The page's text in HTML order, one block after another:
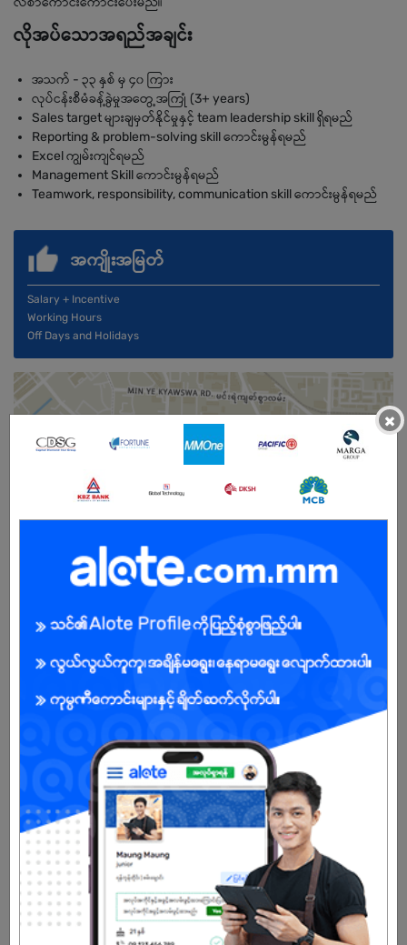
လိုအပ်သောအရည်အချင်း
အသက် - ၃၃ နှစ် မှ ၄၀ ကြား
လုပ်ငန်းစီမံခန့်ခွဲမှုအတွေ့အကြုံ (3+ years)
Sales target များချမှတ်နိုင်မှုနှင့် team leadership skill ရှိရမည်
Reporting & problem-solving skill ကောင်းမွန်ရမည်
Excel ကျွမ်းကျင်ရမည်
Management Skill ကောင်းမွန်ရမည်
Teamwork, responsibility, communication skill ကောင်းမွန်ရမည်
အကျိုးအမြတ်
Salary + Incentive
Working Hours
Off Days and Holidays
အခွင့်အရေးရှိသူ : ကျား
သက်တမ်းကုန်သွားပါပြီ
အကောင့်မရှိသေးဘူးလား?
မှတ်ပုံတင်မယ်
နောက်ထပ်အလားတူအလုပ်များ
Shop Manager
Pyin Nyar Pa Day Thar
လမ်းမတော် | ရန်ကုန်တိုင်း
×